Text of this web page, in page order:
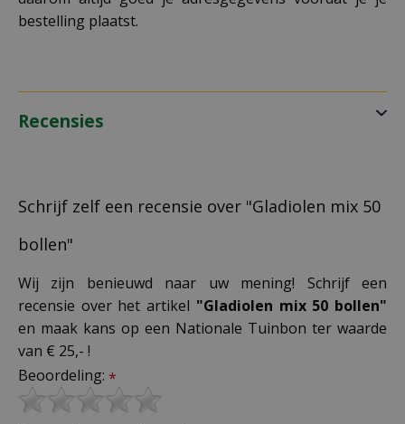
bestelling plaatst.
Recensies
Schrijf zelf een recensie over "Gladiolen mix 50
bollen"
Wij zijn benieuwd naar uw mening! Schrijf een
recensie over het artikel "Gladiolen mix 50 bollen"
en maak kans op een Nationale Tuinbon ter waarde
van € 25,- !
Beoordeling: *